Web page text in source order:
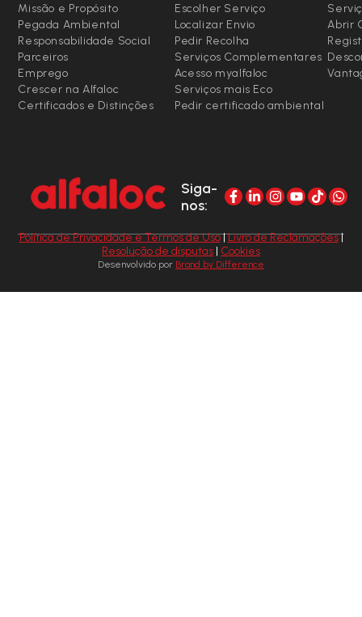
Missão e Propósito
Pegada Ambiental
Responsabilidade Social
Parceiros
Emprego
Crescer na Alfaloc
Certificados e Distinções
Escolher Serviço
Localizar Envio
Pedir Recolha
Serviços Complementares
Acesso myalfaloc
Serviços mais Eco
Pedir certificado ambiental
Abrir
Siga-
nos:
Política de Privacidade e Termos de Uso|Livro de Reclamações|
Resolução de disputas | Cookies
Desenvolvido por Brand by Difference